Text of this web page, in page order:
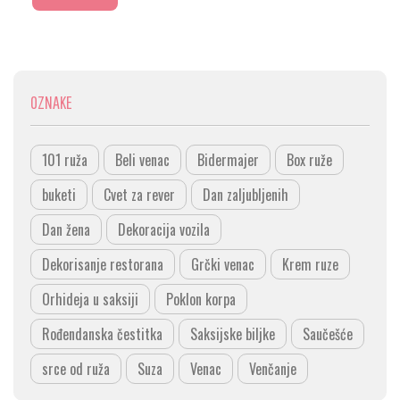
OZNAKE
101 ruža Beli venac Bidermajer
Box ruže
buketi
Cvet za rever
Dan zaljubljenih
Dan žena
Dekoracija vozila
Dekorisanje restorana
Grčki venac
Krem ruze
Orhideja u saksiji
Poklon korpa
Rođendanska čestitka
Saksijske biljke
Saučešće
srce od ruža
Suza Venac Venčanje